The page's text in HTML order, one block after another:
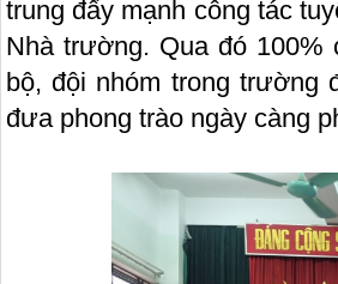
trung đẩy mạnh công tác
Nhà trường. Qua đó 100%
bộ, đội nhóm trong trường
đưa phong trào ngày càng